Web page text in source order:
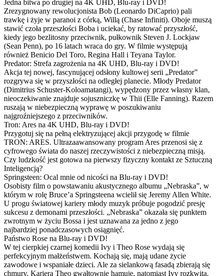
Jedna bitwa po drugiej na 4K UHD, Blu-ray i DVD!
Zrezygnowany rewolucjonista Bob (Leonardo DiCaprio) pali
trawkę i żyje w paranoi z córką, Willą (Chase Infiniti). Oboje muszą
stawić czoła przeszłości Boba i uciekać, by ratować przyszłość,
kiedy jego bezlitosny przeciwnik, pułkownik Steven J. Lockjaw
(Sean Penn), po 16 latach wraca do gry. W filmie występują
również Benicio Del Toro, Regina Hall i Teyana Taylor.
Predator: Strefa zagrożenia na 4K UHD, Blu-ray i DVD!
Akcja tej nowej, fascynującej odsłony kultowej serii „Predator”
rozgrywa się w przyszłości na odległej planecie. Młody Predator
(Dimitrius Schuster-Koloamatangi), wypędzony przez własny klan,
nieoczekiwanie znajduje sojuszniczkę w Thii (Elle Fanning). Razem
ruszają w niebezpieczną wyprawę w poszukiwaniu
najgroźniejszego z przeciwników.
Tron: Ares na 4K UHD, Blu-ray i DVD!
Przygotuj się na pełną elektryzującej akcji przygodę w filmie
TRON: ARES. Ultrazaawansowany program Ares przenosi się z
cyfrowego świata do naszej rzeczywistości z niebezpieczną misją.
Czy ludzkość jest gotowa na pierwszy fizyczny kontakt ze Sztuczną
Inteligencją?
Springsteen: Ocal mnie od nicości na Blu-ray i DVD!
Osobisty film o powstawaniu akustycznego albumu „Nebraska”, w
którym w rolę Bruce’a Springsteena wcielił się Jeremy Allen White.
U progu światowej kariery młody muzyk próbuje pogodzić presję
sukcesu z demonami przeszłości. „Nebraska” okazała się punktem
zwrotnym w życiu Bossa i jest uznawana za jedno z jego
najbardziej ponadczasowych osiągnięć.
Państwo Rose na Blu-ray i DVD!
W tej cierpkiej czarnej komedii Ivy i Theo Rose wydają się
perfekcyjnym małżeństwem. Kochają się, mają udane życie
zawodowe i wspaniałe dzieci. Ale za sielankową fasadą zbierają się
chmury. Kariera Theo gwałtownie hamuje, natomiast Ivy rozkwita.